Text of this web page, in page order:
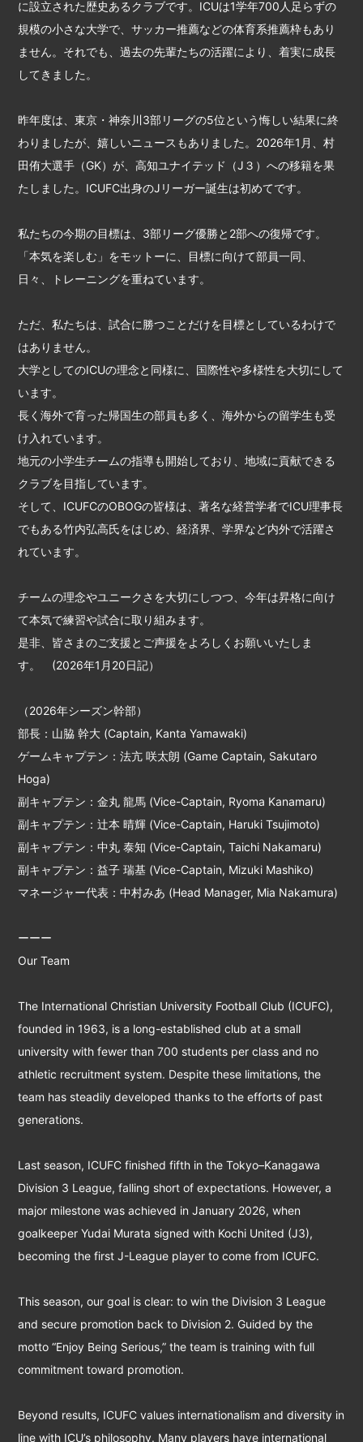
に設立された歴史あるクラブです。ICUは1学年700人足らずの
規模の小さな大学で、サッカー推薦などの体育系推薦枠もあり
ません。それでも、過去の先輩たちの活躍により、着実に成長
してきました。
昨年度は、東京・神奈川3部リーグの5位という悔しい結果に終
わりましたが、嬉しいニュースもありました。2026年1月、村
田侑大選手（GK）が、高知ユナイテッド（J３）への移籍を果
たしました。ICUFC出身のJリーガー誕生は初めてです。
私たちの今期の目標は、3部リーグ優勝と2部への復帰です。
「本気を楽しむ」をモットーに、目標に向けて部員一同、
日々、トレーニングを重ねています。
ただ、私たちは、試合に勝つことだけを目標としているわけで
はありません。
大学としてのICUの理念と同様に、国際性や多様性を大切にして
います。
長く海外で育った帰国生の部員も多く、海外からの留学生も受
け入れています。
地元の小学生チームの指導も開始しており、地域に貢献できる
クラブを目指しています。
そして、ICUFCのOBOGの皆様は、著名な経営学者でICU理事長
でもある竹内弘高氏をはじめ、経済界、学界など内外で活躍さ
れています。
チームの理念やユニークさを大切にしつつ、今年は昇格に向け
て本気で練習や試合に取り組みます。
是非、皆さまのご支援とご声援をよろしくお願いいたしま
す。 (2026年1月20日記）
（2026年シーズン幹部）
部長：山脇 幹大 (Captain, Kanta Yamawaki)
ゲームキャプテン：法亢 咲太朗 (Game Captain, Sakutaro
Hoga)
副キャプテン：金丸 龍馬 (Vice-Captain, Ryoma Kanamaru)
副キャプテン：辻本 晴輝 (Vice-Captain, Haruki Tsujimoto)
副キャプテン：中丸 泰知 (Vice-Captain, Taichi Nakamaru)
副キャプテン：益子 瑞基 (Vice-Captain, Mizuki Mashiko)
マネージャー代表：中村みあ (Head Manager, Mia Nakamura)
ーーー
Our Team
The International Christian University Football Club (ICUFC),
founded in 1963, is a long-established club at a small
university with fewer than 700 students per class and no
athletic recruitment system. Despite these limitations, the
team has steadily developed thanks to the efforts of past
generations.
Last season, ICUFC finished fifth in the Tokyo–Kanagawa
Division 3 League, falling short of expectations. However, a
major milestone was achieved in January 2026, when
goalkeeper Yudai Murata signed with Kochi United (J3),
becoming the first J-League player to come from ICUFC.
This season, our goal is clear: to win the Division 3 League
and secure promotion back to Division 2. Guided by the
motto “Enjoy Being Serious,” the team is training with full
commitment toward promotion.
Beyond results, ICUFC values internationalism and diversity in
line with ICU’s philosophy. Many players have international